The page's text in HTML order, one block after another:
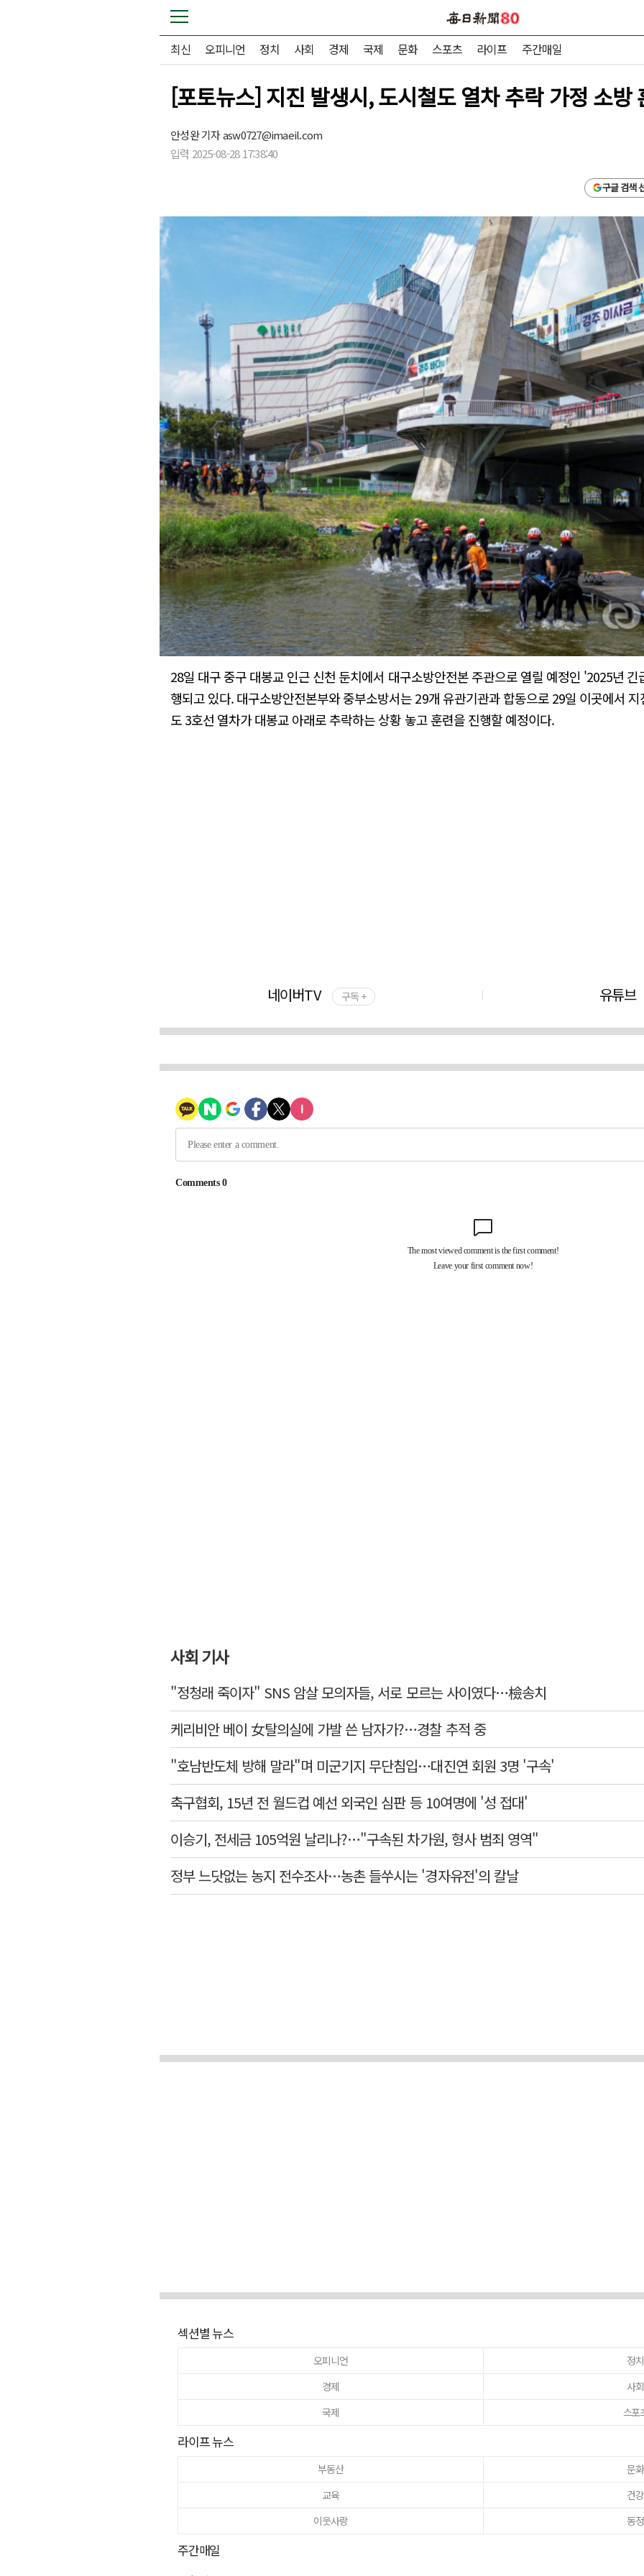
최신 오피니언 정치 사회 경제 국제 문화 스포츠 라이프 주간매일
[포토뉴스] 지진 발생시, 도시철도 열차 추락 가정 소방
안성완 기자asw0727@imaeil.com
입력 2025-08-28 17:38:40
구글 검색
28일 대구 중구 대봉교 인근 신천 둔치에서 대구소방안전본 주관으로 열릴 예정인 '2025년
행되고 있다. 대구소방안전본부와 중부소방서는 29개 유관기관과 합동으로 29일 이곳에서
도 3호선 열차가 대봉교 아래로 추락하는 상황 놓고 훈련을 진행할 예정이다.
네이버TV 구독 + 유튜브
사회 기사
"정청래 죽이자" SNS 암살 모의자들, 서로 모르는 사이였다…檢송치
케리비안 베이 女탈의실에 가발 쓴 남자가?…경찰 추적 중
"호남반도체 방해 말라"며 미군기지 무단침입…대진연 회원 3명 '구속'
축구협회, 15년 전 월드컵 예선 외국인 심판 등 10여명에 '성 접대'
이승기, 전세금 105억원 날리나?…"구속된 차가원, 형사 범죄 영역"
정부 느닷없는 농지 전수조사…농촌 들쑤시는 '경자유전'의 칼날
섹션별 뉴스
오피니언
정치
경제
사회
국제
스포
라이프 뉴스
부동산
문화
교육
건강
이웃사랑
동정
주간매일